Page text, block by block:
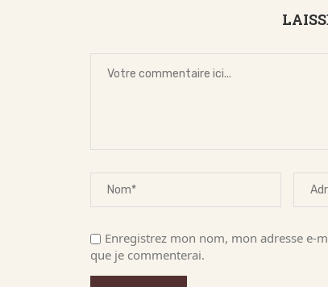
Enregistrez mon nom, mon adresse e-
que je commenterai.